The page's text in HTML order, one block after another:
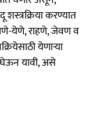
करण्यात
येणे, राहणे, जेवण व
येणाऱ्या
घेऊन यावी, असे